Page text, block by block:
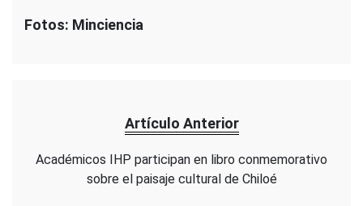
Fotos: Minciencia
Artículo Anterior
Académicos IHP participan en libro conmemorativo
sobre el paisaje cultural de Chiloé